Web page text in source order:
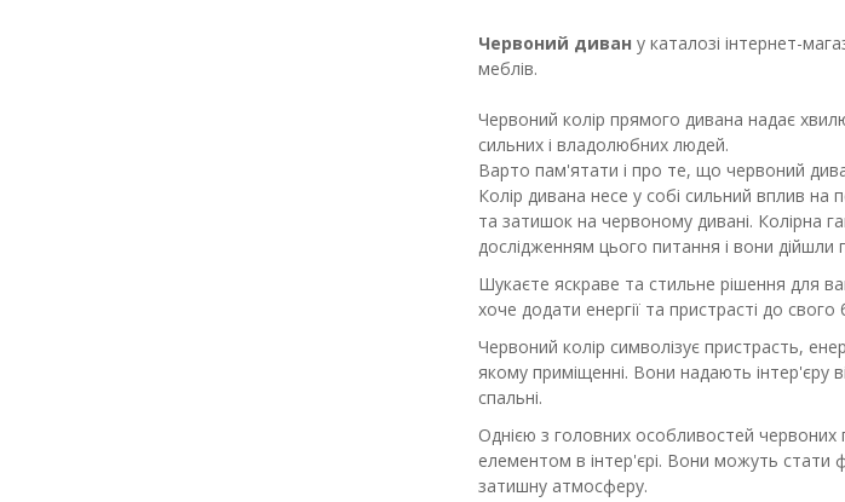
Червоний диван у каталозі інтернет-
меблів.
Червоний колір прямого дивана надає
сильних і владолюбних людей.
Варто пам'ятати і про те, що червоний
Колір дивана несе у собі сильний вплив
та затишок на червоному дивані. Колірна
дослідженням цього питання і вони дійшли
Шукаєте яскраве та стильне рішення для
хоче додати енергії та пристрасті до свого
Червоний колір символізує пристрасть,
якому приміщенні. Вони надають інтер'єру
спальні.
Однією з головних особливостей червоних
елементом в інтер'єрі. Вони можуть
затишну атмосферу.